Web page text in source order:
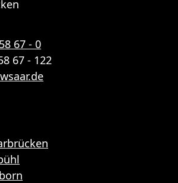
67 - 0
67 - 122
.de